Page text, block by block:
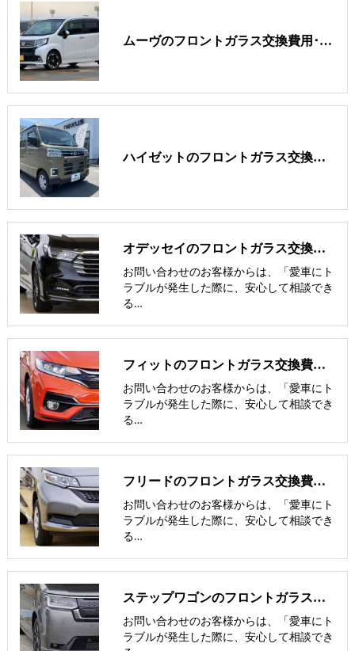
ムーヴのフロントガラス交換費用･飛び石修理費用･低価格ガラス紹介
ハイゼットのフロントガラス交換費用･飛び石修理費用･低価格ガラス
オデッセイのフロントガラス交換費用･飛び石修理費用･低価格ガラス紹介
お問い合わせのお客様からは、「愛車にト
ラブルが発生した際に、安心して相談でき
る…
フィットのフロントガラス交換費用･飛び石修理費用･低価格ガラス紹介
お問い合わせのお客様からは、「愛車にト
ラブルが発生した際に、安心して相談でき
る…
フリードのフロントガラス交換費用･飛び石修理費用･低価格ガラス紹介
お問い合わせのお客様からは、「愛車にト
ラブルが発生した際に、安心して相談でき
る…
ステップワゴンのフロントガラス交換費用･飛び石修理費用･低価格ガラス
お問い合わせのお客様からは、「愛車にト
ラブルが発生した際に、安心して相談でき